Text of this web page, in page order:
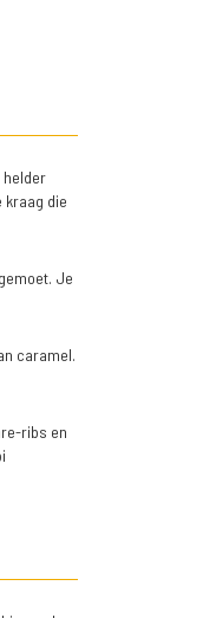
helder
kraag die
Je
caramel.
ribs en